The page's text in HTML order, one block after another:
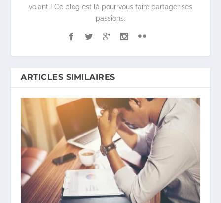
volant ! Ce blog est là pour vous faire partager ses
passions.
ARTICLES SIMILAIRES